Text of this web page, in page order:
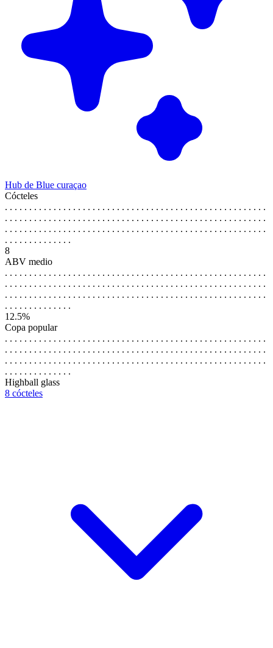
Hub de Blue curaçao
Cócteles
. . . . . . . . . . . . . . . . . . . . . . . . . . . . . . . . . . . . . . . . . . . . . . . . . . . . . .
. . . . . . . . . . . . . . . . . . . . . . . . . . . . . . . . . . . . . . . . . . . . . . . . . . . . . .
. . . . . . . . . . . . . . . . . . . . . . . . . . . . . . . . . . . . . . . . . . . . . . . . . . . . . .
. . . . . . . . . . . . . .
8
ABV medio
. . . . . . . . . . . . . . . . . . . . . . . . . . . . . . . . . . . . . . . . . . . . . . . . . . . . . .
. . . . . . . . . . . . . . . . . . . . . . . . . . . . . . . . . . . . . . . . . . . . . . . . . . . . . .
. . . . . . . . . . . . . . . . . . . . . . . . . . . . . . . . . . . . . . . . . . . . . . . . . . . . . .
. . . . . . . . . . . . . .
12.5%
Copa popular
. . . . . . . . . . . . . . . . . . . . . . . . . . . . . . . . . . . . . . . . . . . . . . . . . . . . . .
. . . . . . . . . . . . . . . . . . . . . . . . . . . . . . . . . . . . . . . . . . . . . . . . . . . . . .
. . . . . . . . . . . . . . . . . . . . . . . . . . . . . . . . . . . . . . . . . . . . . . . . . . . . . .
. . . . . . . . . . . . . .
Highball glass
8 cócteles